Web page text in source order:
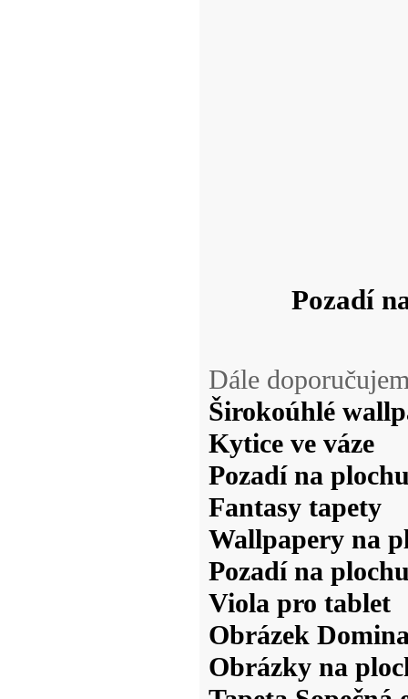
Pozadí
Dále
Širokoúhlé
Kytice ve váze
Pozadí na
Fantasy tapety
Wallpapery na
Pozadí na
Viola pro tablet
Obrázek
Obrázky na